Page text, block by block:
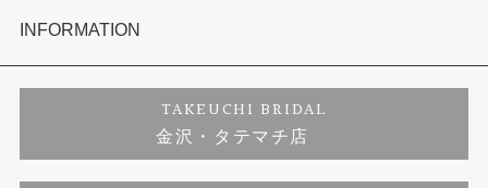
セットリング
婚約ネックレス
ダイヤモンド
お客様の声
プロポーズサポート
ブランドリスト
会社概要
お客様の声
INFORMATION
TAKEUCHI BRIDAL
金沢・タテマチ店